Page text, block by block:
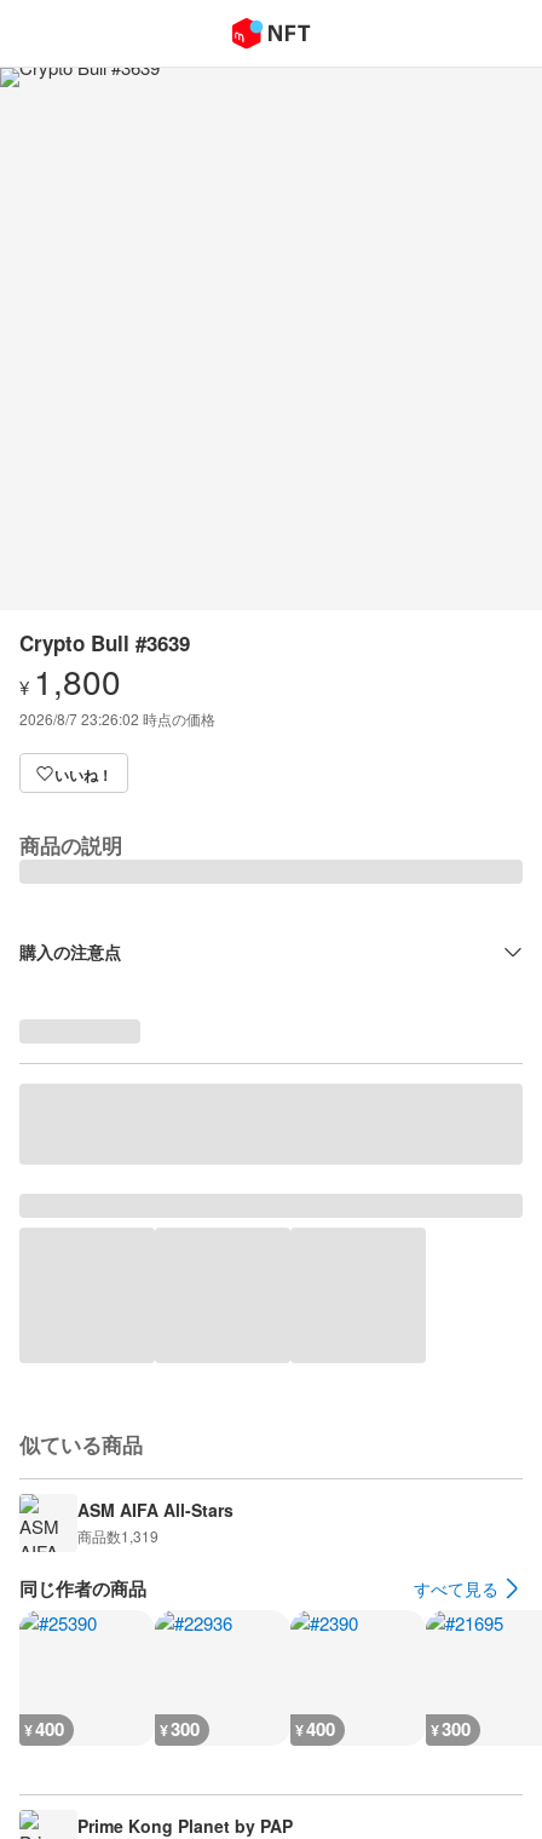
Crypto Bull #3639
¥ 1,800
2026/8/7 23:26:02 時点の価格
いいね！
商品の説明
購入の注意点
似ている商品
ASM AIFA All-Stars
商品数1,319
同じ作者の商品 すべて見る
¥400 ¥300 ¥400 ¥300
Prime Kong Planet by PAP